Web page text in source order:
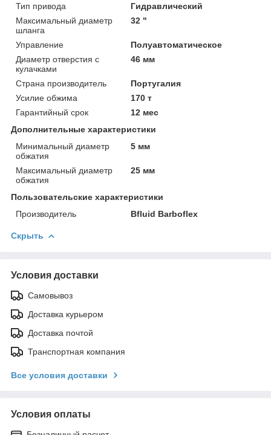
Тип привода
Гидравлический
Максимальный диаметр
шланга
32 "
Управление
Полуавтоматическое
Диаметр отверстия с
кулачками
46 мм
Страна производитель
Португалия
Усилие обжима
170 т
Гарантийный срок
12 мес
Дополнительные характеристики
Минимальный диаметр
обжатия
5 мм
Максимальный диаметр
обжатия
25 мм
Пользовательские характеристики
Производитель
Bfluid Barboflex
Скрыть
Условия доставки
Самовывоз
Доставка курьером
Доставка почтой
Транспортная компания
Все условия доставки
Условия оплаты